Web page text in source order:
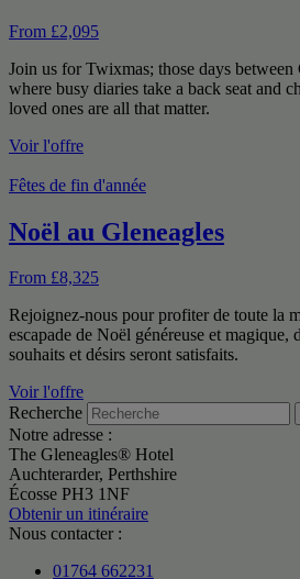
From £2,095
Join us for Twixmas; those days between
where busy diaries take a back seat and
loved ones are all that matter.
Voir l'offre
Fêtes de fin d'année
Noël au Gleneagles
From £8,325
Rejoignez-nous pour profiter de toute la
escapade de Noël généreuse et magique,
souhaits et désirs seront satisfaits.
Voir l'offre
Recherche
Notre adresse :
The Gleneagles® Hotel
Auchterarder, Perthshire
Écosse PH3 1NF
Obtenir un itinéraire
Nous contacter :
01764 662231